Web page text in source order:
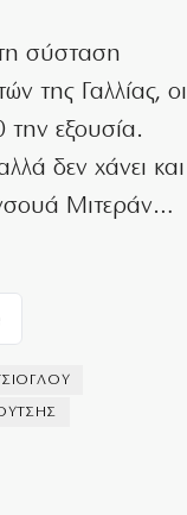
σύσταση
της Γαλλίας, οι
την εξουσία.
δεν χάνει και
Μιτεράν…